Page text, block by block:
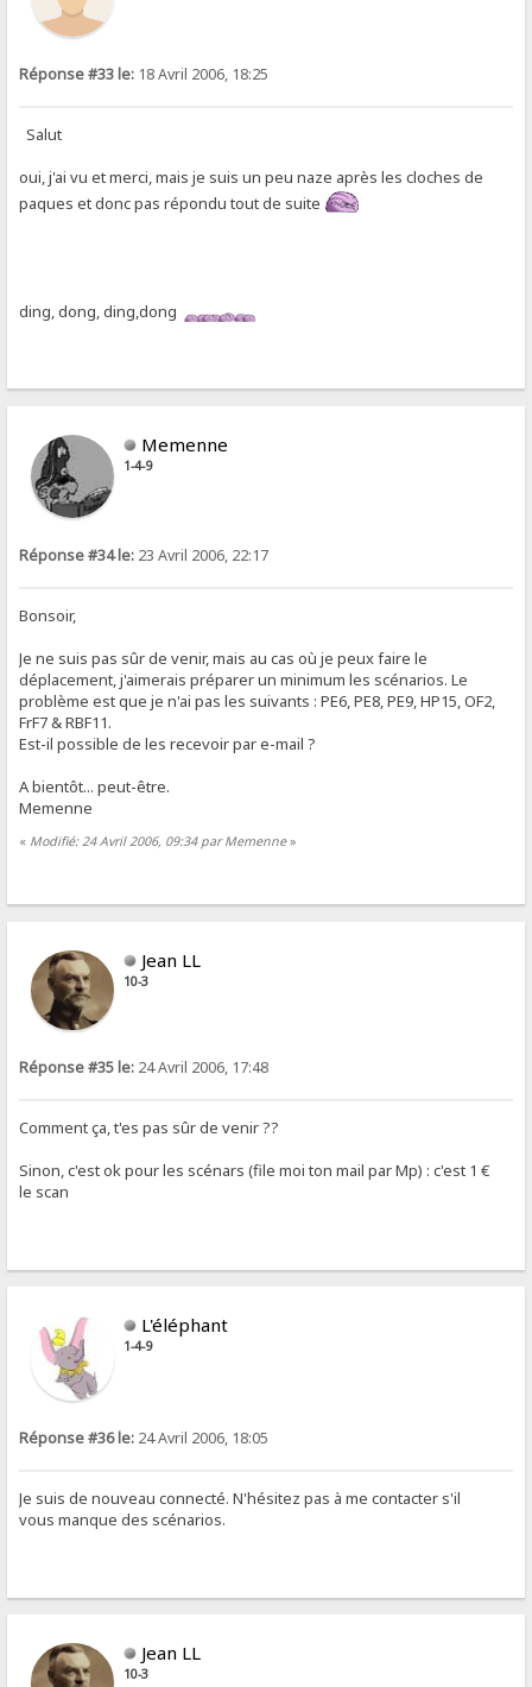
Réponse #33 le: 18 Avril 2006, 18:25
Salut
oui, j'ai vu et merci, mais je suis un peu naze après les cloches de
paques et donc pas répondu tout de suite
ding, dong, ding,dong
Memenne
1-4-9
Réponse #34 le: 23 Avril 2006, 22:17
Bonsoir,
Je ne suis pas sûr de venir, mais au cas où je peux faire le
déplacement, j'aimerais préparer un minimum les scénarios. Le
problème est que je n'ai pas les suivants : PE6, PE8, PE9, HP15, OF2,
FrF7 & RBF11.
Est-il possible de les recevoir par e-mail ?
A bientôt... peut-être.
Memenne
« Modifié: 24 Avril 2006, 09:34 par Memenne»
Jean LL
10-3
Réponse #35 le: 24 Avril 2006, 17:48
Comment ça, t'es pas sûr de venir ??
Sinon, c'est ok pour les scénars (file moi ton mail par Mp) : c'est 1 €
le scan
L'éléphant
1-4-9
Réponse #36 le: 24 Avril 2006, 18:05
Je suis de nouveau connecté. N'hésitez pas à me contacter s'il
vous manque des scénarios.
Jean LL
10-3